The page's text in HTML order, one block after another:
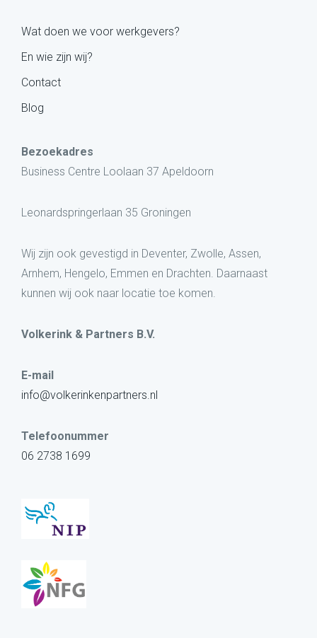
Wat doen we voor werkgevers?
En wie zijn wij?
Contact
Blog
Bezoekadres
Business Centre Loolaan 37 Apeldoorn
Leonardspringerlaan 35 Groningen
Wij zijn ook gevestigd in Deventer, Zwolle, Assen,
Arnhem, Hengelo, Emmen en Drachten. Daarnaast
kunnen wij ook naar locatie toe komen.
Volkerink & Partners B.V.
E-mail
info@volkerinkenpartners.nl
Telefoonummer
06 2738 1699